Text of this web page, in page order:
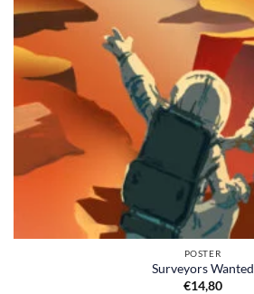
POSTER
Surveyors Wanted
€14,80